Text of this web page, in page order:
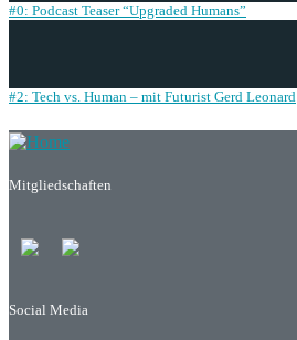
#0: Podcast Teaser “Upgraded Humans”
#2: Tech vs. Human – mit Futurist Gerd Leonard
Mitgliedschaften
Social Media